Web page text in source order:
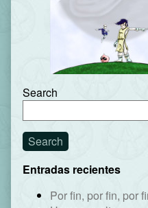
Search
Search
Entradas recientes
Por fin, por fin, por